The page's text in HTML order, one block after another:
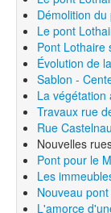
Démolition
Le pont
Pont Lothaire
Évolution de
Sablon -
La végétation
Travaux rue
Rue
Nouvelles
Pont pour le
Les
Nouveau
L'amorce